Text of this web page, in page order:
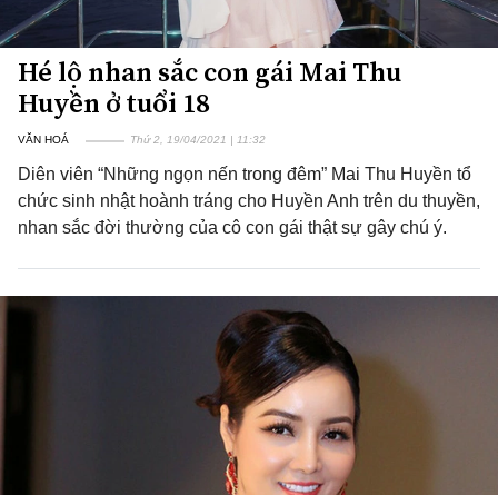
Hé lộ nhan sắc con gái Mai Thu
Huyền ở tuổi 18
VĂN HOÁ Thứ 2, 19/04/2021 | 11:32
Diên viên “Những ngọn nến trong đêm” Mai Thu Huyền tổ
chức sinh nhật hoành tráng cho Huyền Anh trên du thuyền,
nhan sắc đời thường của cô con gái thật sự gây chú ý.